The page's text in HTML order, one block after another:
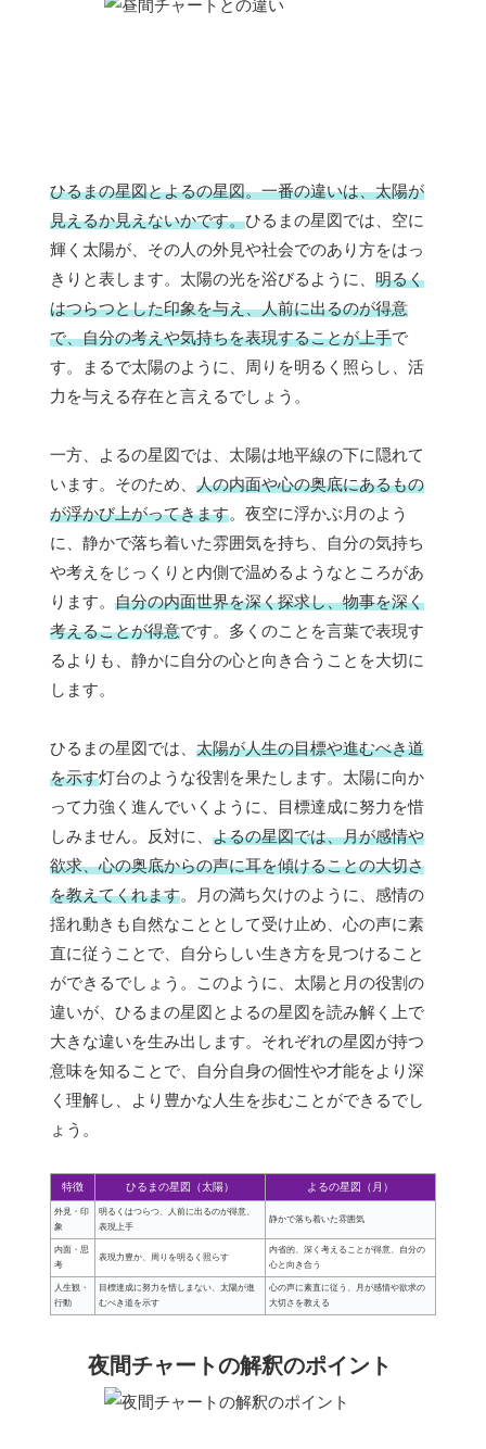
ひるまの星図とよるの星図。一番の違いは、太陽が
見えるか見えないかです。ひるまの星図では、空に
輝く太陽が、その人の外見や社会でのあり方をはっ
きりと表します。太陽の光を浴びるように、 明るく
はつらつとした印象を与え、人前に出るのが得意
で、自分の考えや気持ちを表現することが上手で
す。まるで太陽のように、周りを明るく照らし、活
力を与える存在と言えるでしょう。
一方、よるの星図では、太陽は地平線の下に隠れて
います。そのため、 人の内面や心の奥底にあるもの
が浮かび上がってきます。夜空に浮かぶ月のよう
に、静かで落ち着いた雰囲気を持ち、自分の気持ち
や考えをじっくりと内側で温めるようなところがあ
ります。 自分の内面世界を深く探求し、物事を深く
考えることが得意です。多くのことを言葉で表現す
るよりも、静かに自分の心と向き合うことを大切に
します。
ひるまの星図では、 太陽が人生の目標や進むべき道
を示す灯台のような役割を果たします。太陽に向か
って力強く進んでいくように、目標達成に努力を惜
しみません。反対に、 よるの星図では、月が感情や
欲求、心の奥底からの声に耳を傾けることの大切さ
を教えてくれます。月の満ち欠けのように、感情の
揺れ動きも自然なこととして受け止め、心の声に素
直に従うことで、自分らしい生き方を見つけること
ができるでしょう。このように、太陽と月の役割の
違いが、ひるまの星図とよるの星図を読み解く上で
大きな違いを生み出します。それぞれの星図が持つ
意味を知ることで、自分自身の個性や才能をより深
く理解し、より豊かな人生を歩むことができるでし
ょう。
特徴 ひるまの星図（太陽） よるの星図（月）
外見・印
象
明るくはつらつ、人前に出るのが得意、
表現上手
静かで落ち着いた雰囲気
内面・思
考
表現力豊か、周りを明るく照らす
内省的、深く考えることが得意、自分の
心と向き合う
人生観・
行動
目標達成に努力を惜しまない、太陽が進
むべき道を示す
心の声に素直に従う、月が感情や欲求の
大切さを教える
夜間チャートの解釈のポイント